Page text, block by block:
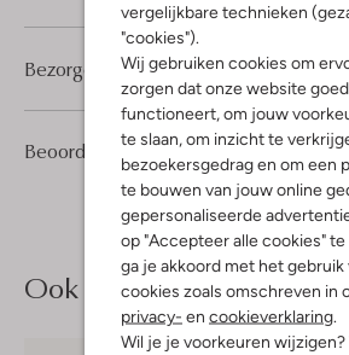
vergelijkbare technieken
"cookies").
Wij gebruiken cookies om
zorgen dat onze website goed
functioneert, om jouw
te slaan, om inzicht te
bezoekersgedrag en om een
te bouwen van jouw online
gepersonaliseerde
op "Accepteer alle cookies" te
ga je akkoord met het gebruik
cookies zoals omschreven in
privacy- en cookieverklaring.
Wil je je voorkeuren wijzigen?
Beoordelingen (19) 19
4
Sterren
Bezorgen & retourneren
Ook iets voor jou?